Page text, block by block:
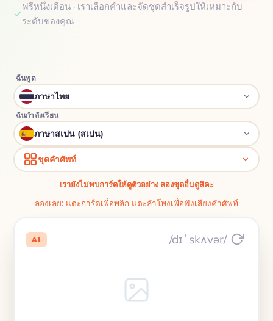
ฟรีหนึ่งเดือน · เราเลือกคำและจัดชุดสำเร็จรูปให้เหมาะกับ
ระดับของคุณ
ฉันพูด
ภาษาไทย
ฉันกำลังเรียน
ภาษาสเปน (สเปน)
ชุดคำศัพท์
เรายังไม่พบการ์ดให้ดูตัวอย่าง ลองชุดอื่นดูสิคะ
ลองเลย: แตะการ์ดเพื่อพลิก แตะลำโพงเพื่อฟังเสียงคำศัพท์
A1 /dɪˈskʌvər/